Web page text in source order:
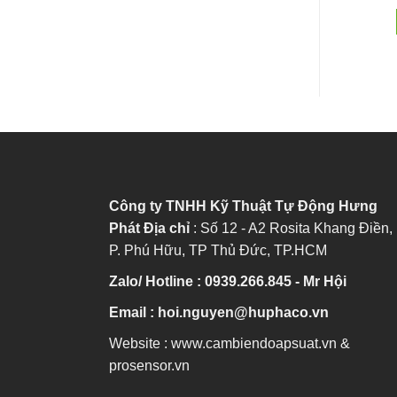
Công ty TNHH Kỹ Thuật Tự Động Hưng
Phát Địa chỉ : Số 12 - A2 Rosita Khang Điền,
P. Phú Hữu, TP Thủ Đức, TP.HCM
Zalo/ Hotline : 0939.266.845 - Mr Hội
Email : hoi.nguyen@huphaco.vn
Website : www.cambiendoapsuat.vn &
prosensor.vn